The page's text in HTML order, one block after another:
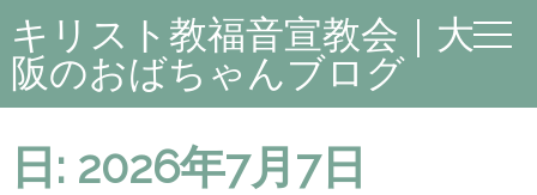
キリスト教福音宣教会｜大
阪のおばちゃんブログ
日: 2026年7月7日